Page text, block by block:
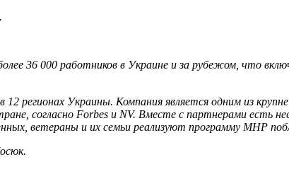
36 000 работников в Украине и за рубежом, что
регионах Украины. Компания является одним из
согласно Forbes и NV. Вместе с партнерами есть
ветераны и их семьи реализуют программу MHP